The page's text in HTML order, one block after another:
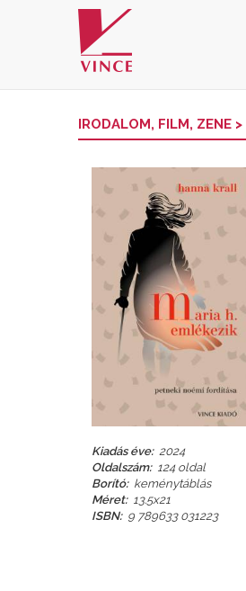
IRODALOM, FILM, ZENE >
Kiadás éve: 2024
Oldalszám: 124 oldal
Borító: keménytáblás
Méret: 13.5x21
ISBN: 9 789633 031223